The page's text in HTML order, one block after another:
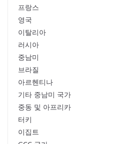
프랑스
영국
이탈리아
러시아
중남미
브라질
아르헨티나
기타 중남미 국가
중동 및 아프리카
터키
이집트